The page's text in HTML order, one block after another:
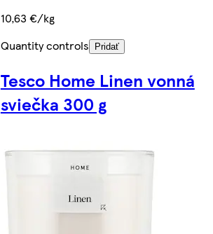
10,63 €/kg
Quantity controls
Pridať
Tesco Home Linen vonná
sviečka 300 g